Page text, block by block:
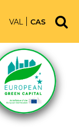
VAL CAS